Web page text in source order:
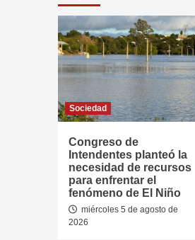
Sociedad
Congreso de
Intendentes planteó la
necesidad de recursos
para enfrentar el
fenómeno de El Niño
miércoles 5 de agosto de
2026